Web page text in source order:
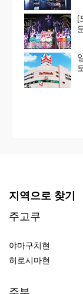
[
지역으로 찾기
주고쿠
야마구치현
히로시마현